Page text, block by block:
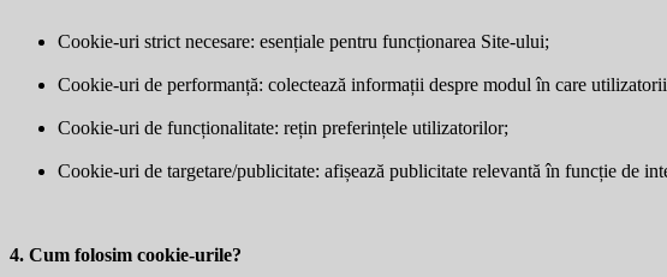
Cookie-uri strict necesare: esențiale pentru funcționarea Site-ului;
Cookie-uri de performanță: colectează informații despre modul în care
Cookie-uri de funcționalitate: rețin preferințele utilizatorilor;
Cookie-uri de targetare/publicitate: afișează publicitate relevantă în funcție de
4. Cum folosim cookie-urile?